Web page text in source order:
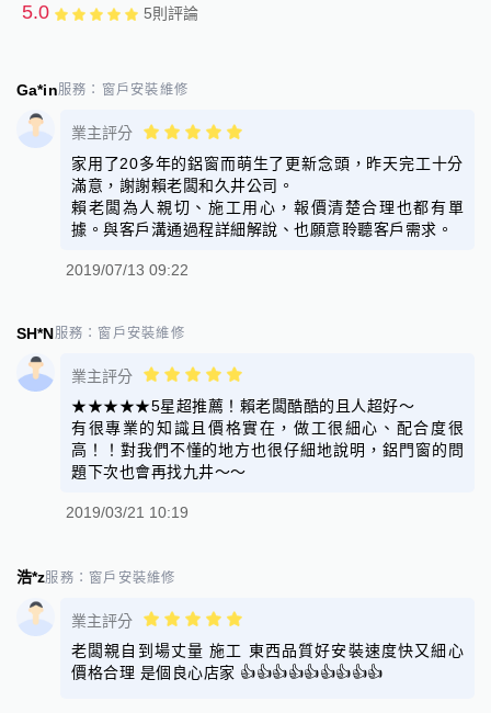
5.0 5則評論
Ga*in服務： 窗戶安裝維修
業主評分
家用了20多年的鋁窗而萌生了更新念頭，昨天完工十分
滿意，謝謝賴老闆和久井公司。
賴老闆為人親切、施工用心，報價清楚合理也都有單
據。與客戶溝通過程詳細解說、也願意聆聽客戶需求。
2019/07/13 09:22
SH*N 服務： 窗戶安裝維修
業主評分
★★★★★5星超推薦！賴老闆酷酷的且人超好～
有很專業的知識且價格實在，做工很細心、配合度很
高！！對我們不懂的地方也很仔細地說明，鋁門窗的問
題下次也會再找九井～～
2019/03/21 10:19
浩*z服務： 窗戶安裝維修
業主評分
老闆親自到場丈量 施工 東西品質好安裝速度快又細心
價格合理 是個良心店家 👍👍👍👍👍👍👍👍👍